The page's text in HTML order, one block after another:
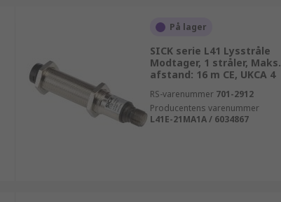
På lager
SICK serie L41 Lysstråle
Modtager, 1 stråler, Maks.
afstand: 16 m CE, UKCA 4
RS-varenummer 701-2912
Producentens varenummer
L41E-21MA1A / 6034867